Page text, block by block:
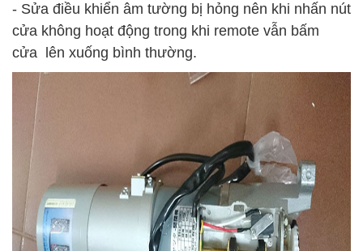
- Sửa điều khiển âm tường bị hỏng nên khi nhấn nút
cửa không hoạt động trong khi remote vẫn bấm
cửa lên xuống bình thường.